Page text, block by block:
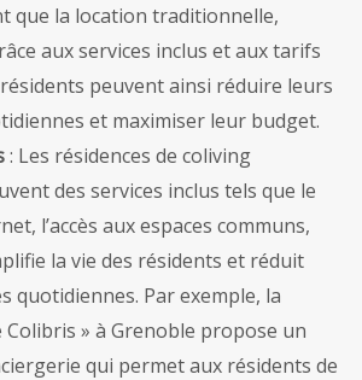
que la location traditionnelle,
aux services inclus et aux tarifs
peuvent ainsi réduire leurs
et maximiser leur budget.
: Les résidences de coliving
des services inclus tels que le
l’accès aux espaces communs,
la vie des résidents et réduit
quotidiennes. Par exemple, la
Colibris » à Grenoble propose un
qui permet aux résidents de